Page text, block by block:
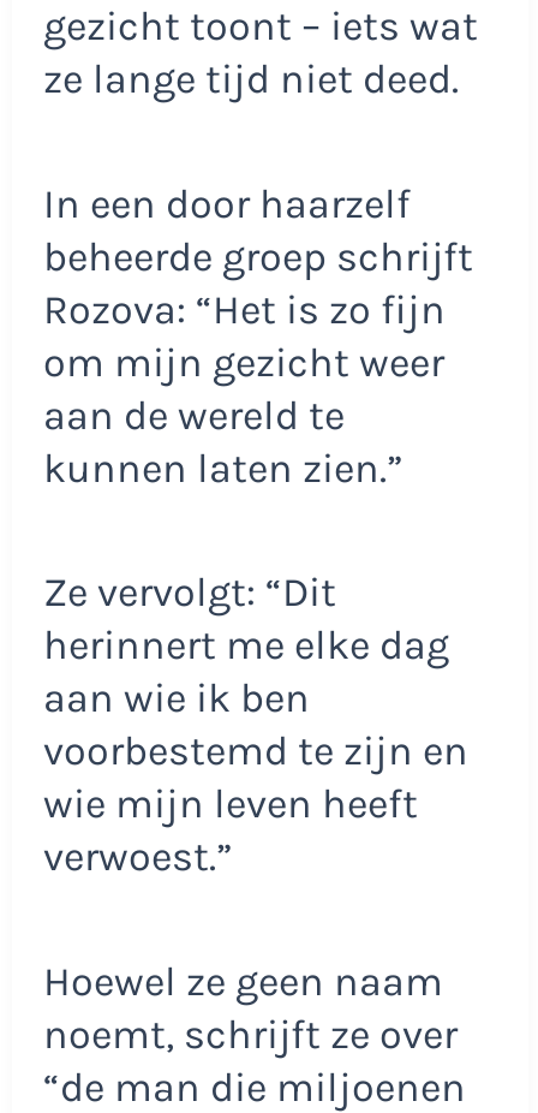
gezicht toont – iets wat
ze lange tijd niet deed.
In een door haarzelf
beheerde groep schrijft
Rozova: “Het is zo fijn
om mijn gezicht weer
aan de wereld te
kunnen laten zien.”
Ze vervolgt: “Dit
herinnert me elke dag
aan wie ik ben
voorbestemd te zijn en
wie mijn leven heeft
verwoest.”
Hoewel ze geen naam
noemt, schrijft ze over
“de man die miljoenen